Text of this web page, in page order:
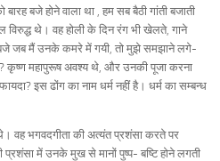
बजे होने वाला था , हम सब बैठी गांती बजाती
विरुद्ध थे। वह होली के दिन रंग भी खेलते, गाने
जब मैं उनके कमरे में गयी, तो मुझे समझाने लगे-
कृष्ण महापुरूष अवश्य थे, और उनकी पूजा करना
इस ढोंग का नाम धर्म नहीं है। धर्म का सम्बन्ध
वह भगवदगीता की अत्यंत प्रशंसा करते पर
में उनके मुख से मानों पुष्प- बष्टि होने लगती